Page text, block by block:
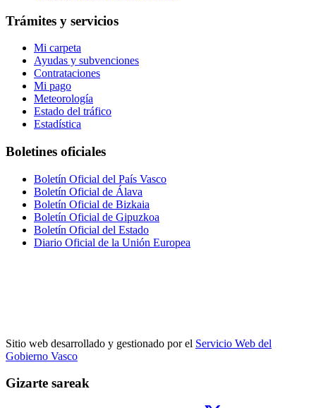
Trámites y servicios
Mi carpeta
Ayudas y subvenciones
Contrataciones
Mi pago
Meteorología
Estado del tráfico
Estadística
Boletines oficiales
Boletín Oficial del País Vasco
Boletín Oficial de Álava
Boletín Oficial de Bizkaia
Boletín Oficial de Gipuzkoa
Boletín Oficial del Estado
Diario Oficial de la Unión Europea
Sitio web desarrollado y gestionado por el Servicio Web del
Gobierno Vasco
Gizarte sareak